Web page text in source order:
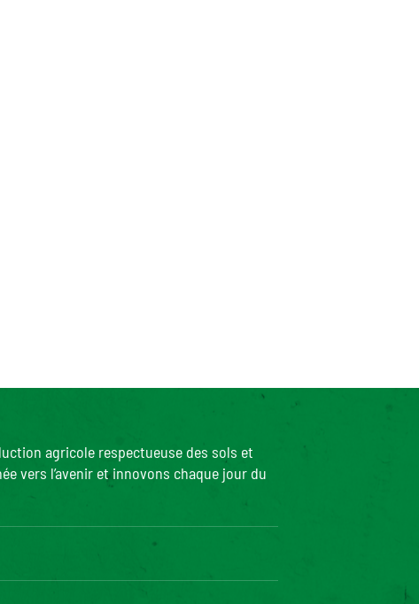
agricole respectueuse des sols et
vers l’avenir et innovons chaque jour du